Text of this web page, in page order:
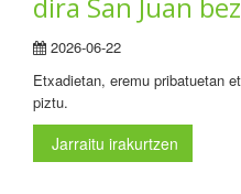
2026-06-22
Etxadietan, eremu pribatuetan
piztu.
Jarraitu irakurtzen